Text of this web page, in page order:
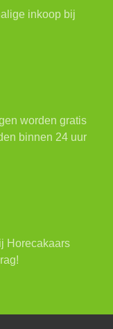
inkoop bij
worden gratis
binnen 24 uur
Horecakaars